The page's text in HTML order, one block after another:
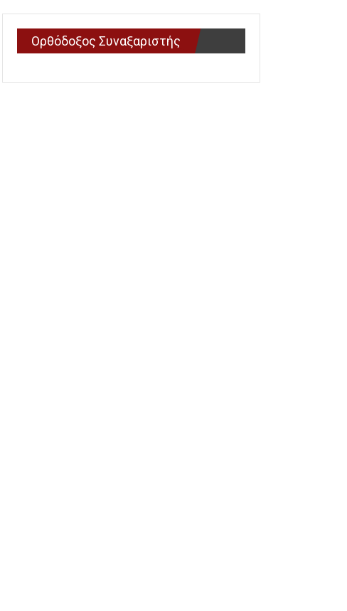
Ορθόδοξος Συναξαριστής